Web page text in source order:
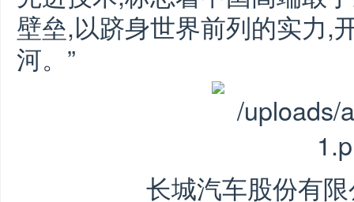
壁垒,以跻身世界前列的实力,
河。”
长城汽车股份有